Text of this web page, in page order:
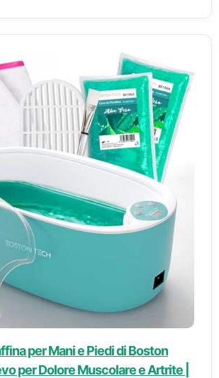
per Mani e Piedi di Boston
per Dolore Muscolare e Artrite |